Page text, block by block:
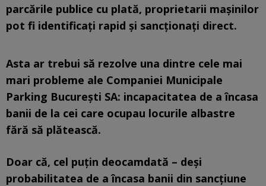
parcările publice cu plată, proprietarii mașinilor
pot fi identificați rapid și sancționați direct.
Asta ar trebui să rezolve una dintre cele mai
mari probleme ale Companiei Municipale
Parking București SA: incapacitatea de a încasa
banii de la cei care ocupau locurile albastre
fără să plătească.
Doar că, cel puțin deocamdată – deși
probabilitatea de a încasa banii din sancțiune